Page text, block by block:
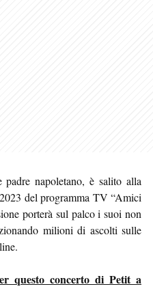
napoletano, è salito alla
del programma TV “Amici
porterà sul palco i suoi non
milioni di ascolti sulle
questo concerto di Petit a